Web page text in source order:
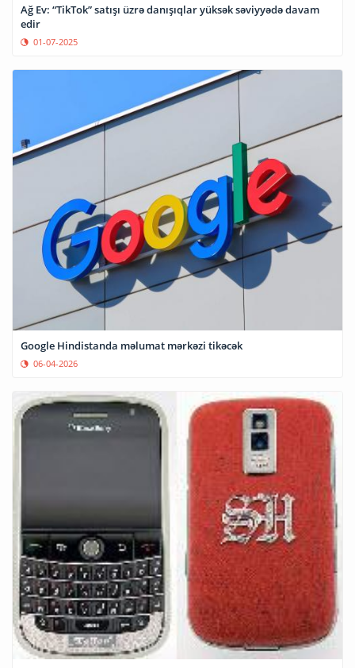
Ağ Ev: “TikTok” satışı üzrə danışıqlar yüksək səviyyədə davam
edir
01-07-2025
Google Hindistanda məlumat mərkəzi tikəcək
06-04-2026